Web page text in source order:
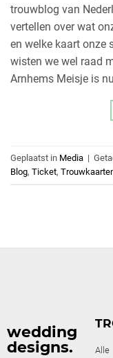
trouwblog van
vertellen over wat
en welke kaart onze
wisten we wel raad
Arnhems Meisje is
Geplaatst in Media |
Blog, Ticket,
wedding
designs.
Alle